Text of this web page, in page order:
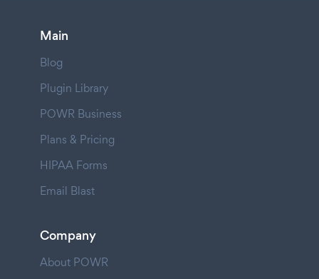
Main
Blog
Plugin Library
POWR Business
Plans & Pricing
HIPAA Forms
Email Blast
Company
About POWR